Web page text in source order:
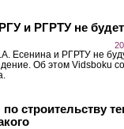
и РГРТУ не будет
Есенина и РГРТУ не
Об этом Vidsboku
строительству